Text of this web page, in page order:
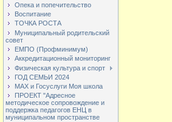
Опека и попечительство
Воспитание
ТОЧКА РОСТА
Муниципальный родительский
совет
ЕМПО (Профминимум)
Аккредитационный мониторинг
Физическая культура и спорт
ГОД СЕМЬИ 2024
МАХ и Госуслуги Моя школа
ПРОЕКТ "Адресное
методическое сопровождение и
поддержка педагогов ЕНЦ в
муниципальном пространстве